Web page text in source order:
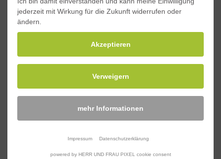
zertifiziert nachDIN 6701-2, Klasse A1 , und
2304, Klasse S1
jederzeit mit Wirkung für die Zukunft widerrufen oder
ändern.
Akzeptieren
Verweigern
mehr Informationen
Impressum Datenschutzerklärung
powered by HERR UND FRAU PIXEL cookie consent